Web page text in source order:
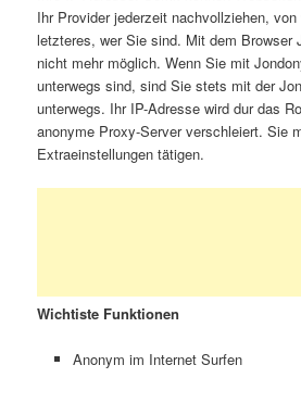
Ihr Provider jederzeit nachvollziehen,
letzteres, wer Sie sind. Mit dem Browser
nicht mehr möglich. Wenn Sie mit
unterwegs sind, sind Sie stets mit der
unterwegs. Ihr IP-Adresse wird dur das
anonyme Proxy-Server verschleiert. Sie
Extraeinstellungen tätigen.
Wichtiste Funktionen
Anonym im Internet Surfen